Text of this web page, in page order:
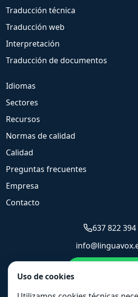
Traducción técnica
Traducción web
Interpretación
Traducción de documentos
Idiomas
Sectores
Recursos
Normas de calidad
Calidad
Preguntas frecuentes
Empresa
Contacto
637 822 394
Solicitar
Uso de cookies